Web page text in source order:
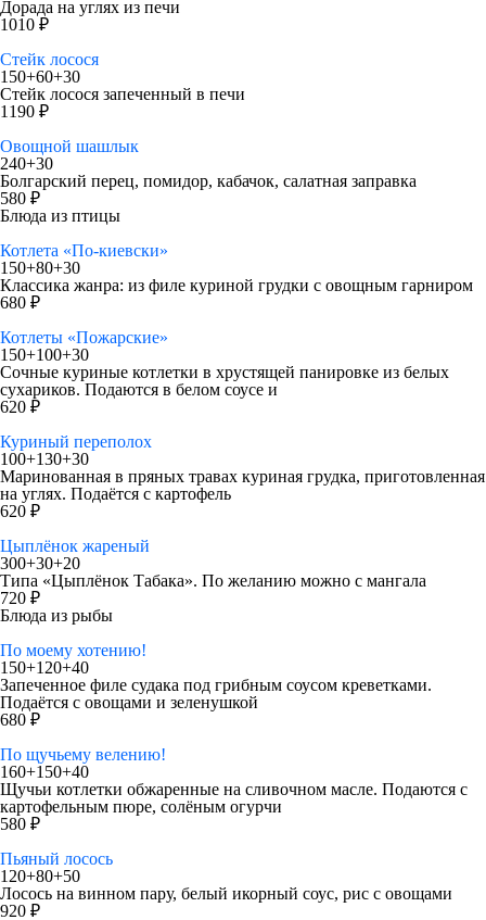
Дорада на углях из печи
1010 ₽
Стейк лосося
150+60+30
Стейк лосося запеченный в печи
1190 ₽
Овощной шашлык
240+30
Болгарский перец, помидор, кабачок, салатная заправка
580 ₽
Блюда из птицы
Котлета «По-киевски»
150+80+30
Классика жанра: из филе куриной грудки с овощным гарниром
680 ₽
Котлеты «Пожарские»
150+100+30
Сочные куриные котлетки в хрустящей панировке из белых
сухариков. Подаются в белом соусе и
620 ₽
Куриный переполох
100+130+30
Маринованная в пряных травах куриная грудка, приготовленная
на углях. Подаётся с картофель
620 ₽
Цыплёнок жареный
300+30+20
Типа «Цыплёнок Табака». По желанию можно с мангала
720 ₽
Блюда из рыбы
По моему хотению!
150+120+40
Запеченное филе судака под грибным соусом креветками.
Подаётся с овощами и зеленушкой
680 ₽
По щучьему велению!
160+150+40
Щучьи котлетки обжаренные на сливочном масле. Подаются с
картофельным пюре, солёным огурчи
580 ₽
Пьяный лосось
120+80+50
Лосось на винном пару, белый икорный соус, рис с овощами
920 ₽